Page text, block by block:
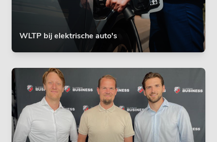
WLTP bij elektrische auto's